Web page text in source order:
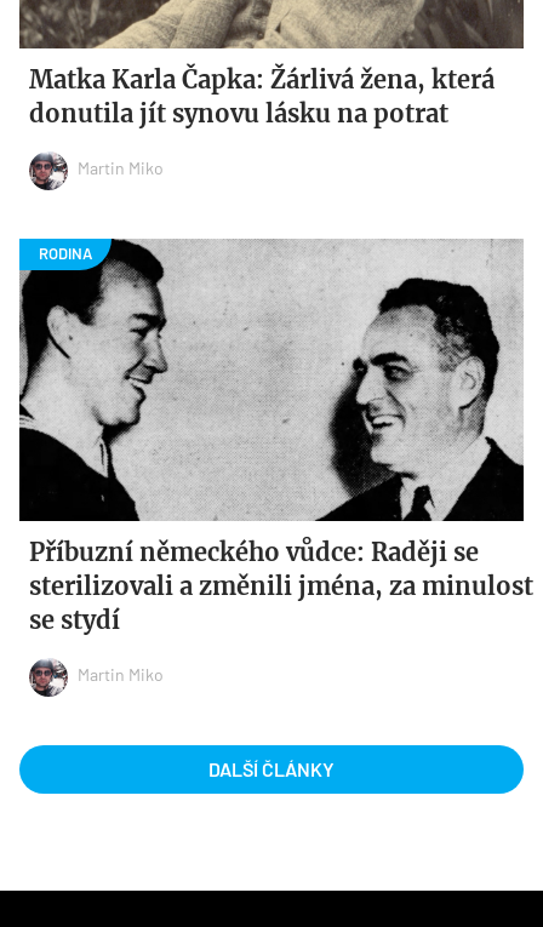
Matka Karla Čapka: Žárlivá žena, která
donutila jít synovu lásku na potrat
Martin Miko
Příbuzní německého vůdce: Raději se
sterilizovali a změnili jména, za minulost
se stydí
Martin Miko
DALŠÍ ČLÁNKY